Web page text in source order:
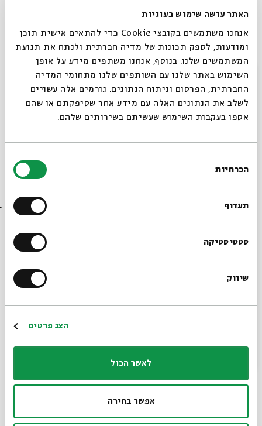
האתר עושה שימוש בעוגיות
אנחנו משתמשים בקובצי Cookie כדי להתאים אישית תוכן
ומודעות, לספק תכונות של מדיה חברתית ולנתח את תנועת
המשתמשים שלנו. בנוסף, אנחנו משתפים מידע על אופן
השימוש באתר שלנו עם השותפים שלנו מתחומי המדיה
החברתית, הפרסום וניתוח הנתונים. גורמים אלה עשויים
לשלב את הנתונים האלה עם מידע אחר שסיפקתם או שהם
אספו בעקבות השימוש שעשיתם בשירותים שלהם.
הסכמה
הכרחיות
תעדוף
סטטיסטיקה
שיווק
הצג פרטים
לאשר הכול
אפשר בחירה
הכל נשאר במשפחה
3 פרקים ילדים
הרפתקה ספרותית מוזיקלית
סגור